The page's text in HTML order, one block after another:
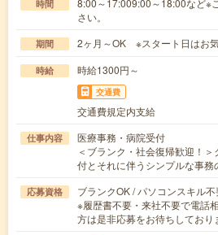
時間
さい。
期間 2ヶ月～OK ※スタート日はお
時給 時給1300円～
交通費
交通費規定内支給
仕事内容
医療事務・病院受付
＜ブランク・社会復帰歓迎！
付とそれに伴うシンプルな事
応募資格
ブランクOK / パソコンスキル
※履歴書不要・来社不要で電話
方は是非応募をお待ちしてお